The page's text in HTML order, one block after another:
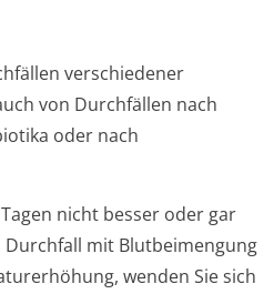
verschiedener
von Durchfällen nach
oder nach
nicht besser oder gar
mit Blutbeimengung
wenden Sie sich